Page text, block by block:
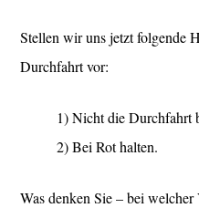
Stellen wir uns jetzt folgende
Durchfahrt vor:
1) Nicht die Durchfahrt
2) Bei Rot halten.
Was denken Sie – bei